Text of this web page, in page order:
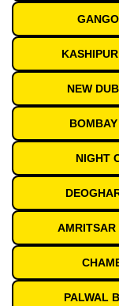
NEW
NIGHT
AMRITSAR
PALWAL